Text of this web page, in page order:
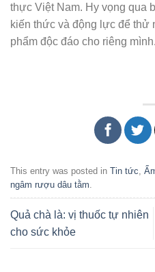
thực Việt Nam. Hy vọng qua
kiến thức và động lực để thử
phẩm độc đáo cho riêng mình.
This entry was posted in Tin tức,
ngâm rượu dâu tằm.
Quả chà là: vị thuốc tự nhiên
cho sức khỏe